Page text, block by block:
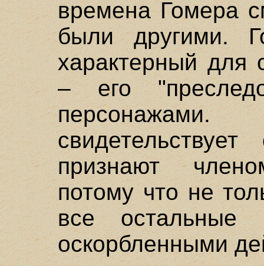
времена Гомера
были другими.
характерный для
– его
признают
потому что не
все остальные
оскорбленными